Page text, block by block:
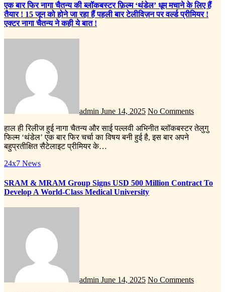
एक बार फिर नागा चैतन्य की ब्लॉकबस्टर फ़िल्म ‘थंडेल’ धूम मचाने के लिए हैं
तैयार ! 15 जून को होने जा रहा हैं पहली बार टेलीविज़न पर वर्ल्ड प्रीमियर !
एक्टर नागा चैतन्य ने कही ये बात !
admin June 14, 2025 No Comments
हाल ही रिलीज हुई नागा चैतन्य और साई पल्लवी अभिनीत ब्लॉकबस्टर तेलुगु
फिल्म ‘थंडेल’ एक बार फिर चर्चा का विषय बनी हुई है, इस बार अपने
बहुप्रतीक्षित सैटेलाइट प्रीमियर के…
24x7 News
SRAM & MRAM Group Signs USD 500 Million Contract To
Develop A World-Class Medical University
admin June 14, 2025 No Comments